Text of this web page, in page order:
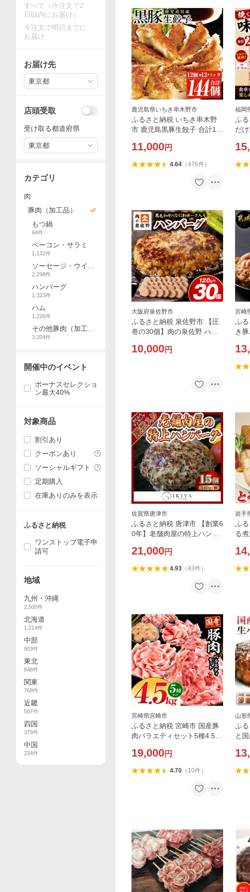
鹿児島県いちき串木野市
ふるさと納税 いちき串木野
市 鹿児島黒豚生餃子 合計14
野菜使用
11,000円
4.64（476件）
福岡
ふ
だ
大阪府泉佐野市
ふるさと納税 泉佐野市 【圧
巻の30個】肉の泉佐野 ハン
なにわポーク入り
10,000円
宮崎
ふ
き
佐賀県唐津市
ふるさと納税 唐津市 【創業6
0年】老舗肉屋の特上ハンバ
21,000円
4.93（43件）
岩手
ふ
る
宮崎県宮崎市
ふるさと納税 宮崎市 国産豚
肉バラエティセット5種4.5kg
19,000円
4.70（ 10件）
山形
ふ
と
すべて（今注文で2
日以内にお届け）
今注文で明日までに
お届け
お届け先
東京都
店頭受取
受け取る都道府県
東京都
カテゴリ
肉
豚肉（加工品）
もつ鍋
64件
ベーコン・サラミ
1,132件
ソーセージ・ウイン
ナー
2,298件
ハンバーグ
1,323件
ハム
1,226件
その他豚肉（加工
品）
3,204件
開催中のイベント
ボーナスセレクショ
ン最大40%
対象商品
割引あり
クーポンあり
ソーシャルギフト
定期購入
在庫ありのみを表示
ふるさと納税
ワンストップ電子申
請可
地域
九州・沖縄
2,500件
北海道
1,214件
中部
903件
東北
848件
関東
768件
近畿
507件
四国
379件
中国
234件